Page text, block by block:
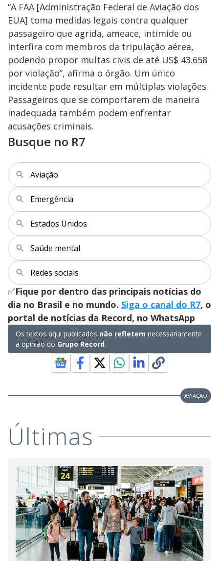
“A FAA [Administração Federal de Aviação dos
EUA] toma medidas legais contra qualquer
passageiro que agrida, ameace, intimide ou
interfira com membros da tripulação aérea,
podendo propor multas civis de até US$ 43.658
por violação”, afirma o órgão. Um único
incidente pode resultar em múltiplas violações.
Passageiros que se comportarem de maneira
inadequada também podem enfrentar
acusações criminais.
Busque no R7
Aviação
Emergência
Estados Unidos
Saúde mental
Redes sociais
✅Fique por dentro das principais notícias do
dia no Brasil e no mundo. Siga o canal do R7, o
portal de notícias da Record, no WhatsApp
Os textos aqui publicados não refletem necessariamente
a opinião do Grupo Record.
AVIAÇÃO
Últimas